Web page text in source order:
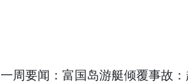
一周要闻：富国岛游艇倾覆事故